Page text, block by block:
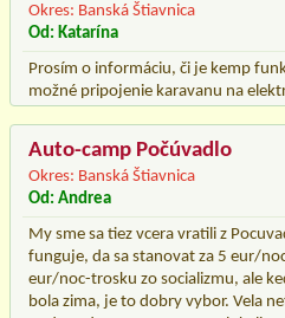
Okres: Banská Štiavnica
Od: Katarína
Prosím o informáciu, či je kemp
možné pripojenie karavanu na
Auto-camp Počúvadlo
Okres: Banská Štiavnica
Od: Andrea
My sme sa tiez vcera vratili z
funguje, da sa stanovat za 5 eur/
eur/noc-trosku zo socializmu, ale
bola zima, je to dobry vybor. Vela